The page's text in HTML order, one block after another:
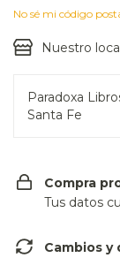
No sé mi código
Nuestro
Paradoxa
Santa Fe
Compra
Tus datos
Cambios y